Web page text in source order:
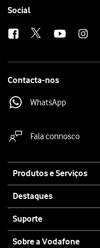
Follow
Social
Contacta-nos
WhatsApp
Fala connosco
map
Produtos e Serviços
Destaques
Suporte
Sobre a Vodafone